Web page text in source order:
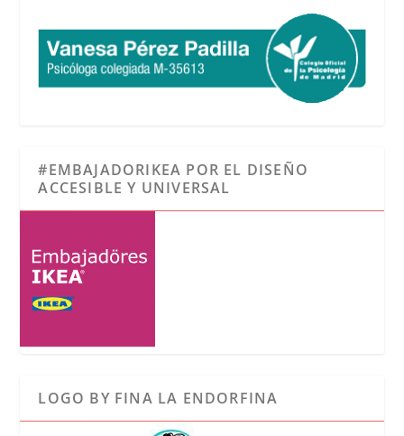
#EMBAJADORIKEA POR EL DISEÑO
ACCESIBLE Y UNIVERSAL
LOGO BY FINA LA ENDORFINA